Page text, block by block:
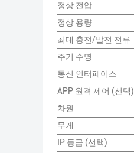
정상 전압
정상 용량
최대 충전/발전 전류
주기 수명
통신 인터페이스
APP 원격 제어 (선택)
차원
무게
IP 등급 (선택)